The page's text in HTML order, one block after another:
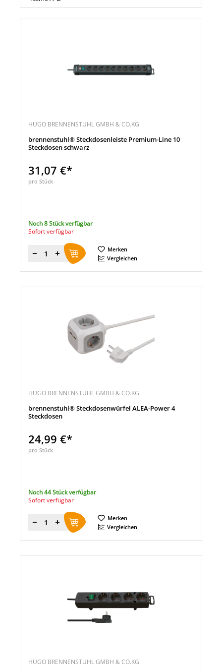
HUGO BRENNENSTUHL GMBH & CO.KG
brennenstuhl® Steckdosenleiste Premium-Line 10
Steckdosen schwarz
31,07 €*
pro Stück
Noch 8 Stück verfügbar
Sofort verfügbar
Menge
Merken
Vergleichen
HUGO BRENNENSTUHL GMBH & CO.KG
brennenstuhl® Steckdosenwürfel ALEA-Power 4
Steckdosen
24,99 €*
pro Stück
Noch 44 Stück verfügbar
Sofort verfügbar
Menge
Merken
Vergleichen
HUGO BRENNENSTUHL GMBH & CO.KG